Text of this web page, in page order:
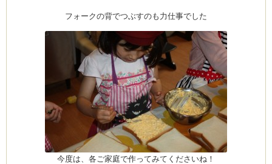
フォークの背でつぶすのも力仕事でした
今度は、各ご家庭で作ってみてくださいね！